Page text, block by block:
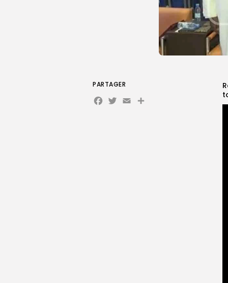
PARTAGER
Facebook
Twitter
Email